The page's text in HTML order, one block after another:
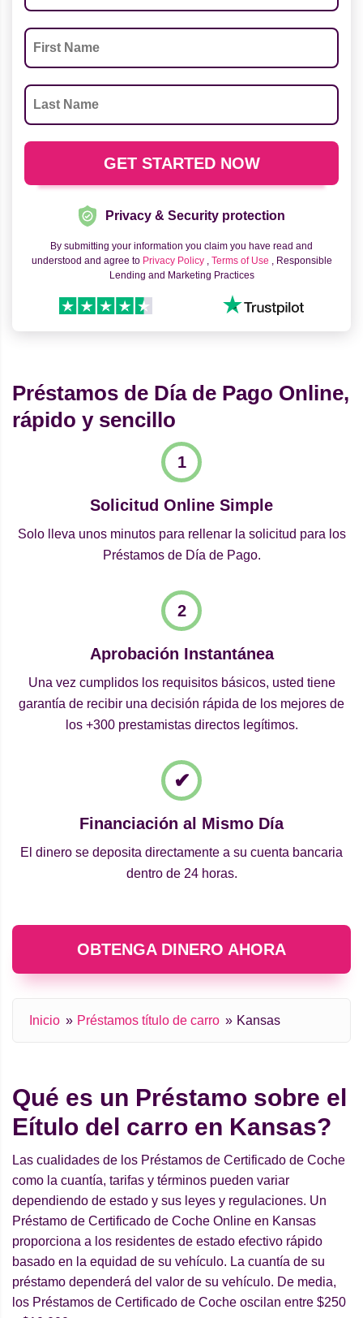
Privacy & Security protection
By submitting your information you claim you have read and
understood and agree to Privacy Policy , Terms of Use , Responsible
Lending and Marketing Practices
Préstamos de Día de Pago Online,
rápido y sencillo
Solicitud Online Simple
Solo lleva unos minutos para rellenar la solicitud para los
Préstamos de Día de Pago.
Aprobación Instantánea
Una vez cumplidos los requisitos básicos, usted tiene
garantía de recibir una decisión rápida de los mejores de
los +300 prestamistas directos legítimos.
Financiación al Mismo Día
El dinero se deposita directamente a su cuenta bancaria
dentro de 24 horas.
OBTENGA DINERO AHORA
Inicio Préstamos título de carro Kansas
Qué es un Préstamo sobre el
Еítulo del carro en Kansas?
Las cualidades de los Préstamos de Certificado de Coche
como la cuantía, tarifas y términos pueden variar
dependiendo de estado y sus leyes y regulaciones. Un
Préstamo de Certificado de Coche Online en Kansas
proporciona a los residentes de estado efectivo rápido
basado en la equidad de su vehículo. La cuantía de su
préstamo dependerá del valor de su vehículo. De media,
los Préstamos de Certificado de Coche oscilan entre $250